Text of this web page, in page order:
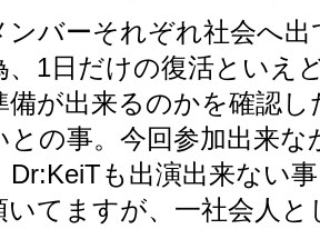
ンバーそれぞれ社会へ
、1日だけの復活といえ
備が出来るのかを確認
との事。今回参加出来な
Dr:KeiTも出演出来ない
いてますが、一社会人と